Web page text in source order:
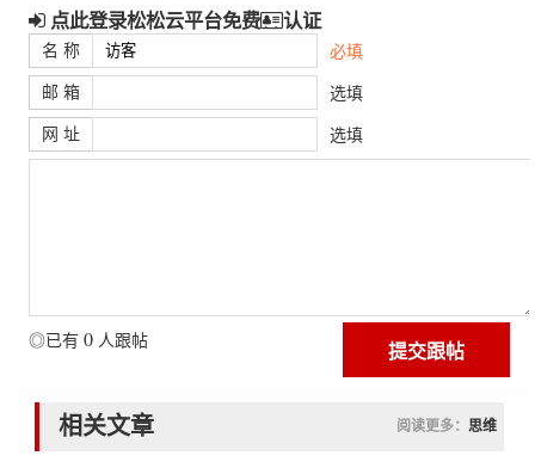
点此登录松松云平台免费 认证
名 称 必填
邮 箱 选填
网 址 选填
◎已有 0 人跟帖
相关文章 阅读更多： 思维